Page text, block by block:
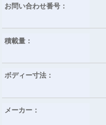
お問い合わせ番号：
積載量：
ボディー寸法：
メーカー：